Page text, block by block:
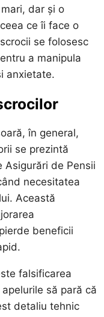
dar și o
ce îi face o
se folosesc
a manipula
anxietate.
în general,
se prezintă
Asigurări de Pensii
necesitatea
Această
beneficii
falsificarea
să pară că
detaliu tehnic